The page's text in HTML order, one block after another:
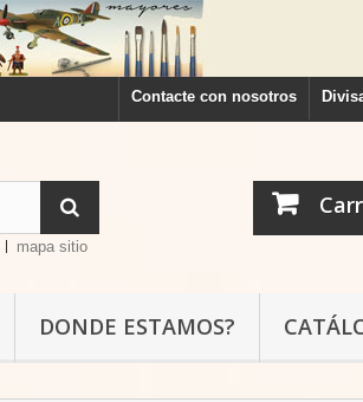
Contacte con nosotros
mapa sitio
DONDE ESTAMOS?